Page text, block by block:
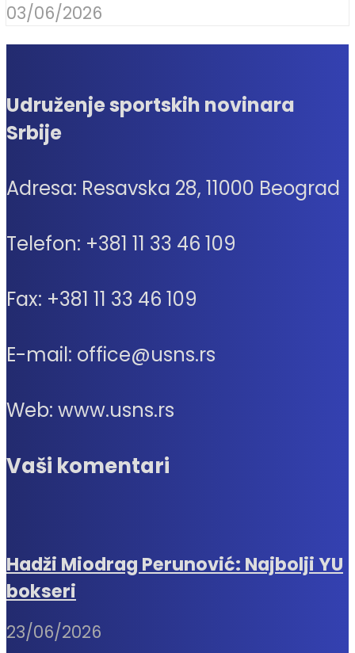
03/06/2026
Udruženje sportskih novinara
Srbije
Adresa: Resavska 28, 11000 Beograd
Telefon: +381 11 33 46 109
Fax: +381 11 33 46 109
E-mail: office@usns.rs
Web: www.usns.rs
Vaši komentari
Hadži Miodrag Perunović: Najbolji YU
bokseri
23/06/2026